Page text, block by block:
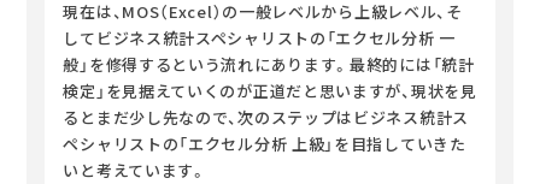
現在は、MOS（Excel）の一般レベルから上級レベル、そ
してビジネス統計スペシャリストの「エクセル分析 一
般」を修得するという流れにあります。最終的には「統計
検定」を見据えていくのが正道だと思いますが、現状を見
るとまだ少し先なので、次のステップはビジネス統計ス
ペシャリストの「エクセル分析 上級」を目指していきた
いと考えています。